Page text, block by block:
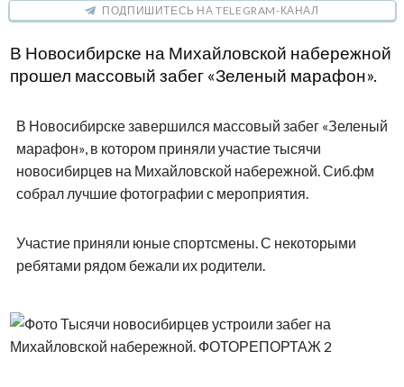
ПОДПИШИТЕСЬ НА TELEGRAM-КАНАЛ
В Новосибирске на Михайловской набережной
прошел массовый забег «Зеленый марафон».
В Новосибирске завершился массовый забег «Зеленый
марафон», в котором приняли участие тысячи
новосибирцев на Михайловской набережной. Сиб.фм
собрал лучшие фотографии с мероприятия.
Участие приняли юные спортсмены. С некоторыми
ребятами рядом бежали их родители.